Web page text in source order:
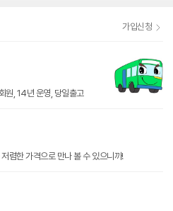
가입신청
원, 14년 운영, 당일출고
렴한 가격으로 만나 볼 수 있으니까!